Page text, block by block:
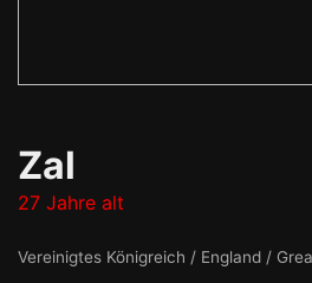
Zal
27 Jahre alt
Vereinigtes Königreich / England /